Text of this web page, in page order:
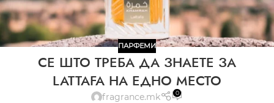
ПАРФЕМИ
СЕ ШТО ТРЕБА ДА ЗНАЕТЕ ЗА
LATTAFA НА ЕДНО МЕСТО
fragrance.mk 0